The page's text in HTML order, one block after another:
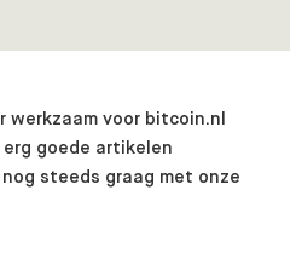
werkzaam voor bitcoin.nl
goede artikelen
steeds graag met onze